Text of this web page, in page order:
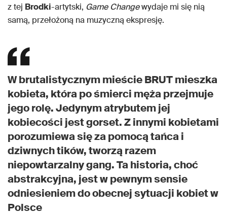
z tej Brodki-artytski, Game Changewydaje mi się nią
samą, przełożoną na muzyczną ekspresję.
W brutalistycznym mieście BRUT mieszka
kobieta, która po śmierci męża przejmuje
jego rolę. Jedynym atrybutem jej
kobiecości jest gorset. Z innymi kobietami
porozumiewa się za pomocą tańca i
dziwnych tików, tworzą razem
niepowtarzalny gang. Ta historia, choć
abstrakcyjna, jest w pewnym sensie
odniesieniem do obecnej sytuacji kobiet w
Polsce